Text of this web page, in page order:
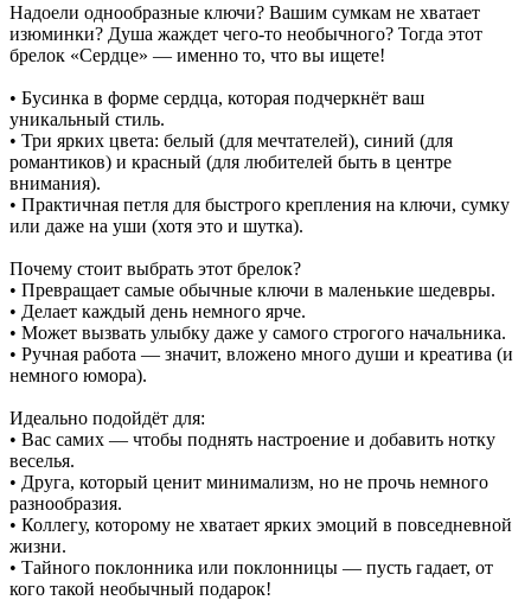
Надоели однообразные ключи? Вашим сумкам не хватает
изюминки? Душа жаждет чего-то необычного? Тогда этот
брелок «Сердце» — именно то, что вы ищете!
• Бусинка в форме сердца, которая подчеркнёт ваш
уникальный стиль.
• Три ярких цвета: белый (для мечтателей), синий (для
романтиков) и красный (для любителей быть в центре
внимания).
• Практичная петля для быстрого крепления на ключи, сумку
или даже на уши (хотя это и шутка).
Почему стоит выбрать этот брелок?
• Превращает самые обычные ключи в маленькие шедевры.
• Делает каждый день немного ярче.
• Может вызвать улыбку даже у самого строгого начальника.
• Ручная работа — значит, вложено много души и креатива (и
немного юмора).
Идеально подойдёт для:
• Вас самих — чтобы поднять настроение и добавить нотку
веселья.
• Друга, который ценит минимализм, но не прочь немного
разнообразия.
• Коллегу, которому не хватает ярких эмоций в повседневной
жизни.
• Тайного поклонника или поклонницы — пусть гадает, от
кого такой необычный подарок!